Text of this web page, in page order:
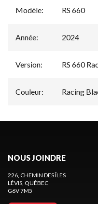
Modèle: RS 660
Année: 2024
Version: RS 660
Couleur: Racing
NOUS JOINDRE
226, CHEMIN DES ÎLES
LÉVIS , QUÉBEC
G6V 7M5